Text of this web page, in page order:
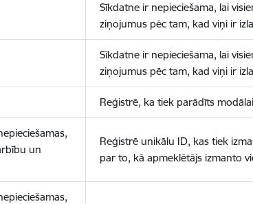
Sīkdatne ir nepieciešama, lai
ziņojumus pēc tam, kad viņi ir
Sīkdatne ir nepieciešama, lai
ziņojumus pēc tam, kad viņi ir
Reģistrē, ka tiek parādīts
un
Reģistrē unikālu ID, kas tiek
par to, kā apmeklētājs izmanto